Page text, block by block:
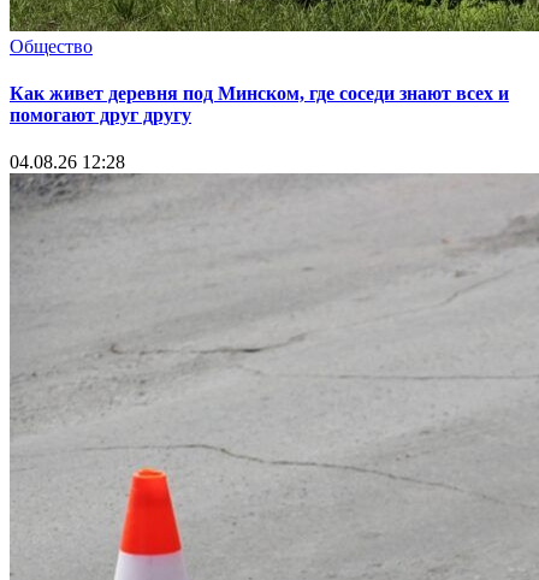
Общество
Как живет деревня под Минском, где соседи знают всех и
помогают друг другу
04.08.26 12:28